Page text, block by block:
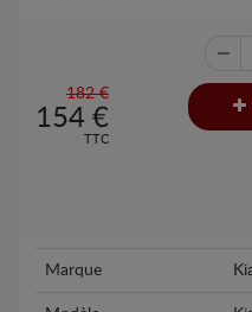
182 €
154 €
TTC
Marque